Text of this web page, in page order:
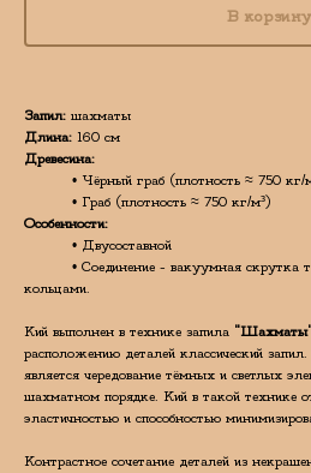
В корзину
Запил: шахматы
Длина: 160 см
Древесина:
• Чёрный граб (плотность ≈ 750 кг/
• Граб (плотность ≈ 750 кг/м³)
Особенности:
• Двусоставной
• Соединение - вакуумная скрутка
кольцами.
Кий выполнен в технике запила
расположению деталей классический
является чередование тёмных и светлых
шахматном порядке. Кий в такой технике
эластичностью и способностью
Контрастное сочетание деталей из